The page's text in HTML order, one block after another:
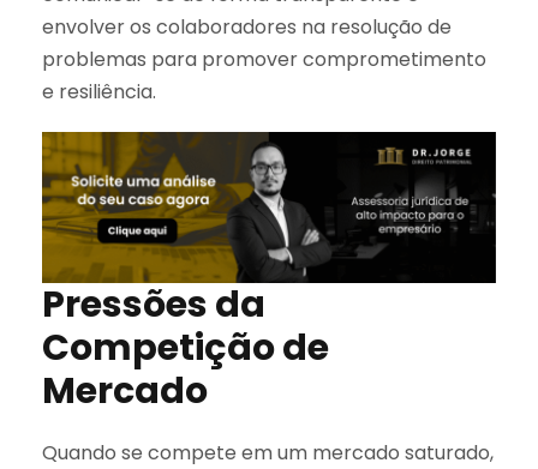
envolver os colaboradores na resolução de
problemas para promover comprometimento
e resiliência.
Pressões da
Competição de
Mercado
Quando se compete em um mercado saturado,